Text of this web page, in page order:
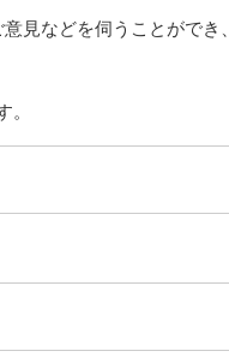
見などを伺うことができ